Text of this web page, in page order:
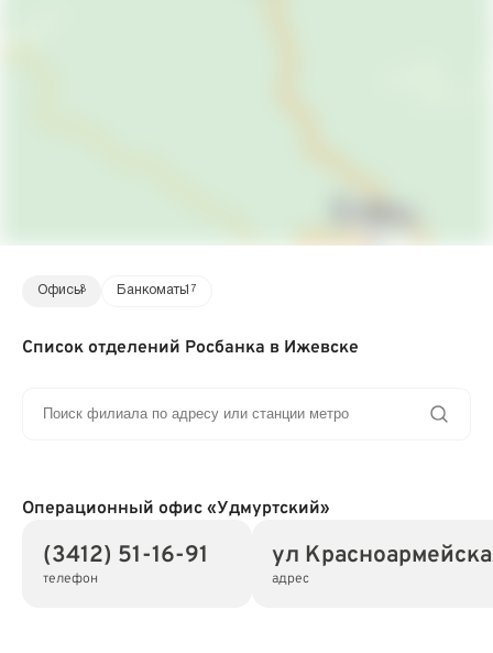
Офисы3 Банкоматы17
Список отделений Росбанка в Ижевске
Операционный офис «Удмуртский»
(3412) 51-16-91
телефон
ул
адрес